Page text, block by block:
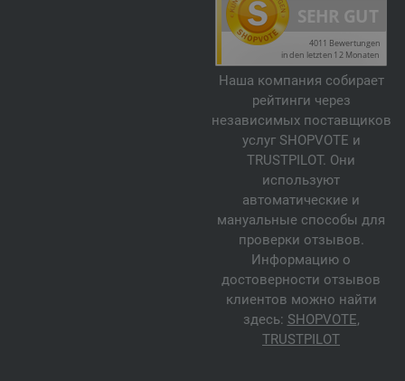
Наша компания собирает
рейтинги через
независимых поставщиков
услуг SHOPVOTE и
TRUSTPILOT. Они
используют
автоматические и
мануальные способы для
проверки отзывов.
Информацию о
достоверности отзывов
клиентов можно найти
здесь: SHOPVOTE,
TRUSTPILOT